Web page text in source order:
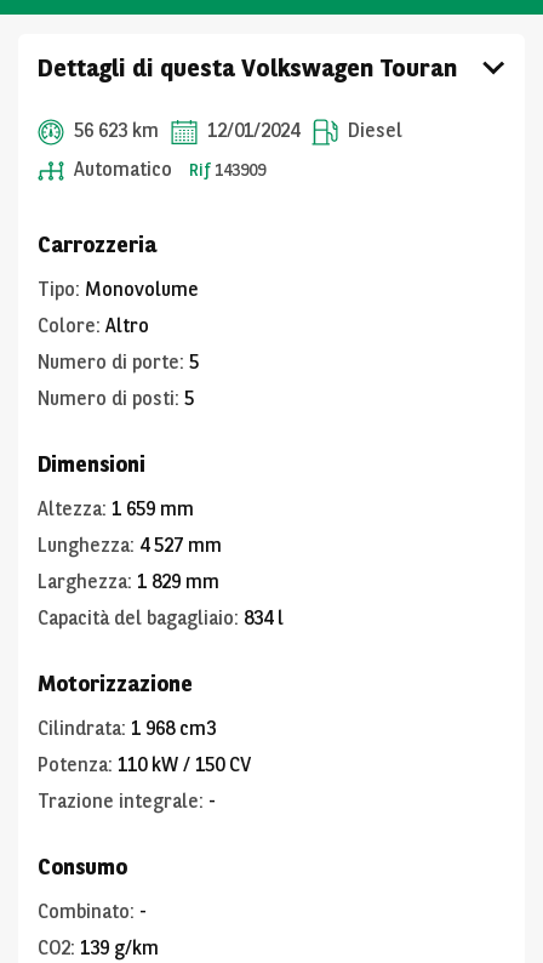
Dettagli di questa Volkswagen Touran
56 623 km 12/01/2024
Diesel
Automatico
Rif 143909
Carrozzeria
Tipo: Monovolume
Colore: Altro
Numero di porte: 5
Numero di posti: 5
Dimensioni
Altezza: 1 659 mm
Lunghezza: 4 527 mm
Larghezza: 1 829 mm
Capacità del bagagliaio: 834 l
Motorizzazione
Cilindrata: 1 968 cm3
Potenza: 110 kW / 150 CV
Trazione integrale: -
Consumo
Combinato: -
CO2: 139 g/km